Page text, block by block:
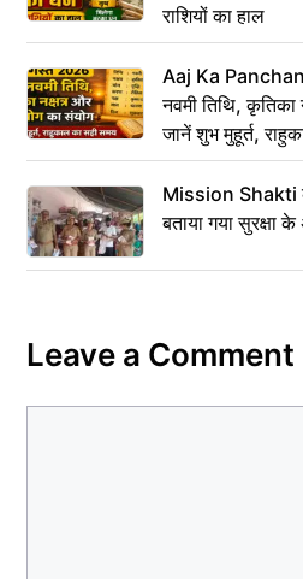
राशियों का हाल
Aaj Ka
नवमी तिथि, कृतिका
जानें शुभ मुहूर्त,
Mission Shakti
बताया गया सुरक्षा
Leave a Comment